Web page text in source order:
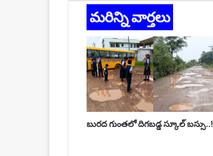
మరిన్ని వార్తలు
బురద గుంతలో దిగబడ్డ స్కూల్ బస్సు..!